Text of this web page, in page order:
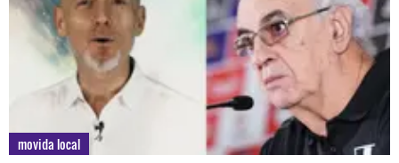
movida local